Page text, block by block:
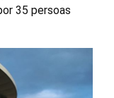
35 persoas